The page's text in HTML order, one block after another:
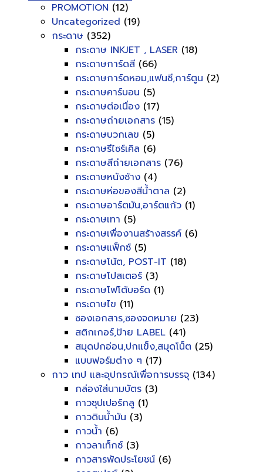
PROMOTION (12)
Uncategorized (19)
กระดาษ (352)
กระดาษ INKJET , LASER (18)
กระดาษการ์ดสี (66)
กระดาษการ์ดหอม,แฟนซี,การ์ตูน (2)
กระดาษคาร์บอน (5)
กระดาษต่อเนื่อง (17)
กระดาษถ่ายเอกสาร (15)
กระดาษบวกเลข (5)
กระดาษรีไซร์เคิล (6)
กระดาษสีถ่ายเอกสาร (76)
กระดาษหนังช้าง (4)
กระดาษห่อของสีน้ำตาล (2)
กระดาษอาร์ตมัน,อาร์ตแก้ว (1)
กระดาษเทา (5)
กระดาษเพื่องานสร้างสรรค์ (6)
กระดาษแฟ็กซ์ (5)
กระดาษโน้ต, POST-IT (18)
กระดาษโปสเตอร์ (3)
กระดาษโฟโต้บอร์ด (1)
กระดาษไข (11)
ซองเอกสาร,ซองจดหมาย (23)
สติกเกอร์,ป้าย LABEL (41)
สมุดปกอ่อน,ปกแข็ง,สมุดโน็ต (25)
แบบฟอร์มต่าง ๆ (17)
กาว เทป และอุปกรณ์เพื่อการบรรจุ (134)
กล่องใส่นามบัตร (3)
กาวซุปเปอร์กลู (1)
กาวดินน้ำมัน (3)
กาวน้ำ (6)
กาวลาเท็กซ์ (3)
กาวสารพัดประโยชน์ (6)